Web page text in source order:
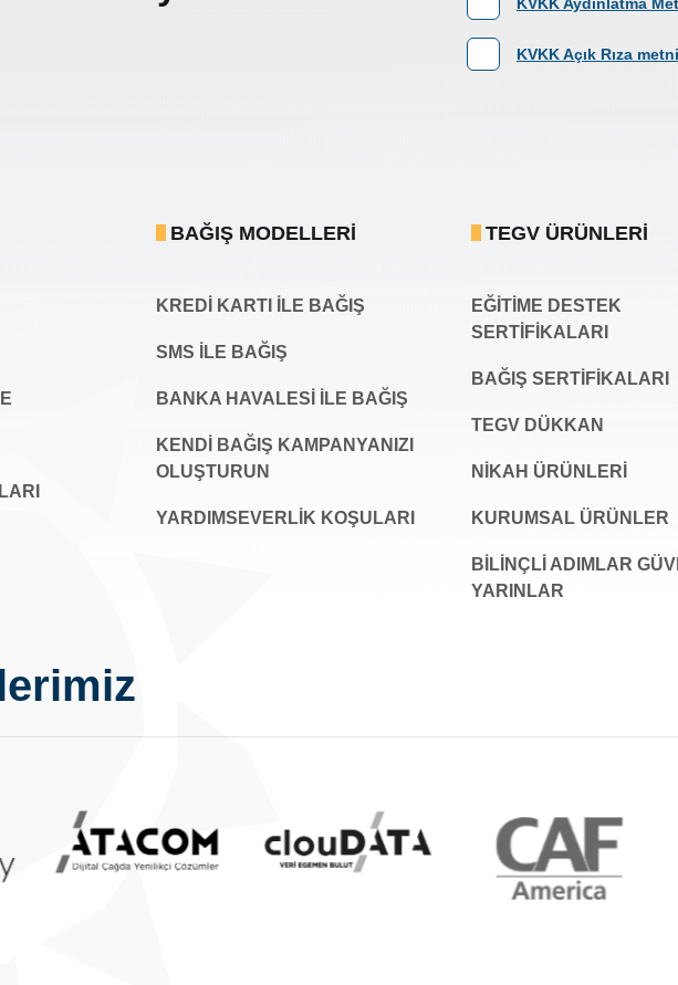
KVKK Açık Rıza
BAĞIŞ MODELLERI
KREDİ KARTI İLE BAĞIŞ
SMS İLE BAĞIŞ
BANKA HAVALESİ İLE BAĞIŞ
KENDİ BAĞIŞ KAMPANYANIZI
OLUŞTURUN
YARDIMSEVERLİK KOŞULARI
TEGV ÜRÜNLERI
EĞİTİME DESTEK
SERTİFİKALARI
BAĞIŞ SERTIFIKALARI
TEGV DÜKKAN
NİKAH ÜRÜNLERİ
KURUMSAL ÜRÜNLER
BILINÇLI ADIMLAR
YARINLAR